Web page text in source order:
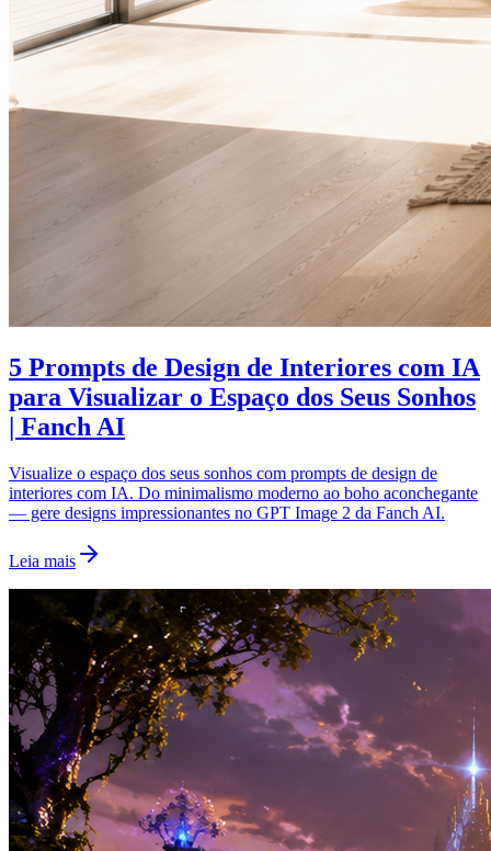
5 Prompts de Design de Interiores com IA
para Visualizar o Espaço dos Seus Sonhos
| Fanch AI
Visualize o espaço dos seus sonhos com prompts de design de
interiores com IA. Do minimalismo moderno ao boho aconchegante
— gere designs impressionantes no GPT Image 2 da Fanch AI.
Leia mais